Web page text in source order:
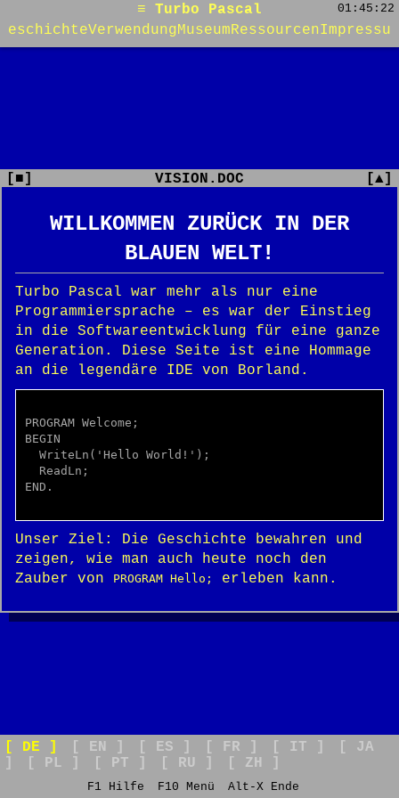
≡ Turbo Pascal
GeschichteVerwendungMuseumRessourcenImpressum
01:45:22
[■] VISION.DOC [▲]
WILLKOMMEN ZURÜCK IN DER
BLAUEN WELT!
Turbo Pascal war mehr als nur eine
Programmiersprache – es war der Einstieg
in die Softwareentwicklung für eine ganze
Generation. Diese Seite ist eine Hommage
an die legendäre IDE von Borland.
PROGRAM Welcome;
BEGIN
END.
Unser Ziel: Die Geschichte bewahren und
zeigen, wie man auch heute noch den
Zauber von
PROGRAM Hello; erleben kann.
F1 Hilfe F10 Menü Alt-X Ende
[ DE ] [ EN ] [ ES ] [ FR ] [ IT ]
[ JA
[ PL ] [ PT ] [ RU ] [ ZH ]